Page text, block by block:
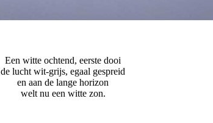
Een witte ochtend, eerste dooi
de lucht wit-grijs, egaal gespreid
en aan de lange horizon
welt nu een witte zon.